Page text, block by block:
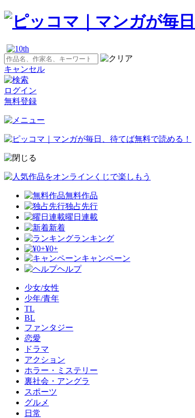
キャンセル
ログイン
無料登録
無料作品
独占先行
曜日連載
新着
ランキング
¥0+
キャンペーン
ヘルプ
少女/女性
少年/青年
TL
BL
ファンタジー
恋愛
ドラマ
アクション
ホラー・ミステリー
裏社会・アングラ
スポーツ
グルメ
日常